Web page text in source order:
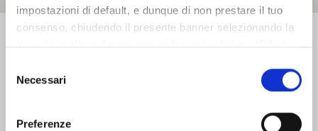
impostazioni di default, e dunque di non prestare il tuo
consenso, chiudendo il presente banner selezionando la
X posta in alto a destra oppure facendo click su “Rifiuta
assenza dei cookie diversi da quelli tecnici. Per maggiori
informazioni puoi consultare la nostra politica sui cookie
delNecessari
Preferenze
AZIENDA